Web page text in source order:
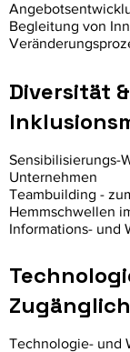
Begleitung von
Diversität &
Sensibilisierungs-
Unternehmen
Teambuilding -
Hemmschwellen
Informations- und
Technologie- und